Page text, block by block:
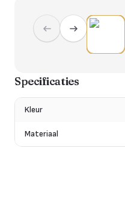
Specificaties
Kleur
Materiaal